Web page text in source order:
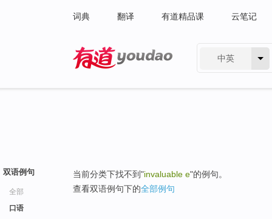
词典 翻译 有道精品课 云笔记
中英
双语例句
全部
口语
当前分类下找不到"invaluable e"的例句。
查看双语例句下的全部例句